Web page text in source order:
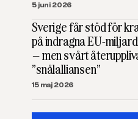
5 juni 2026
Sverige får stöd för
på indragna EU-
– men svårt
”snålalliansen”
15 maj 2026